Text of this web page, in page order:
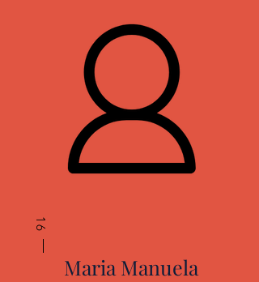
16
Maria Manuela